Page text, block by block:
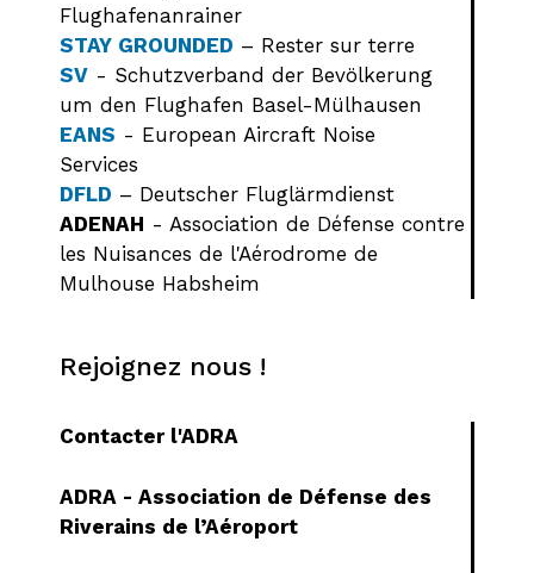
Flughafenanrainer
STAY GROUNDED – Rester sur terre
SV - Schutzverband der Bevölkerung
um den Flughafen Basel-Mülhausen
EANS - European Aircraft Noise
Services
DFLD – Deutscher Fluglärmdienst
ADENAH - Association de Défense contre
les Nuisances de l'Aérodrome de
Mulhouse Habsheim
Rejoignez nous !
Contacter l'ADRA
ADRA - Association de Défense des
Riverains de l’Aéroport